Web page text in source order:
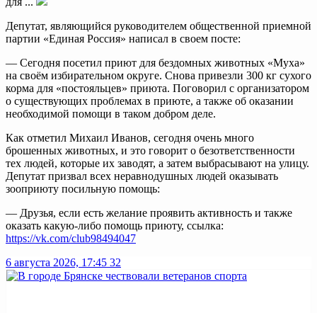
Депутат, являющийся руководителем общественной приемной
партии «Единая Россия» написал в своем посте:
— Сегодня посетил приют для бездомных животных «Муха»
на своём избирательном округе. Снова привезли 300 кг сухого
корма для «постояльцев» приюта. Поговорил с организатором
о существующих проблемах в приюте, а также об оказании
необходимой помощи в таком добром деле.
Как отметил Михаил Иванов, сегодня очень много
брошенных животных, и это говорит о безответственности
тех людей, которые их заводят, а затем выбрасывают на улицу.
Депутат призвал всех неравнодушных людей оказывать
зооприюту посильную помощь:
— Друзья, если есть желание проявить активность и также
оказать какую-либо помощь приюту, ссылка:
https://vk.com/club98494047
6 августа 2026, 17:45 32